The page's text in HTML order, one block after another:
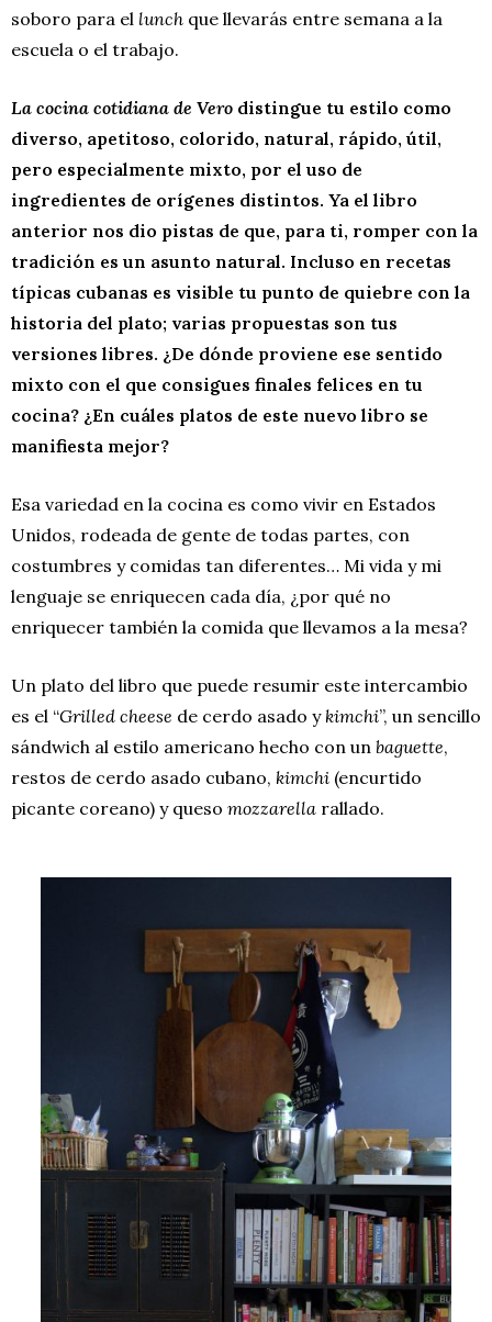
soboro para el lunch que llevarás entre semana a la
escuela o el trabajo.
La cocina cotidiana de Vero distingue tu estilo como
diverso, apetitoso, colorido, natural, rápido, útil,
pero especialmente mixto, por el uso de
ingredientes de orígenes distintos. Ya el libro
anterior nos dio pistas de que, para ti, romper con la
tradición es un asunto natural. Incluso en recetas
típicas cubanas es visible tu punto de quiebre con la
historia del plato; varias propuestas son tus
versiones libres. ¿De dónde proviene ese sentido
mixto con el que consigues finales felices en tu
cocina? ¿En cuáles platos de este nuevo libro se
manifiesta mejor?
Esa variedad en la cocina es como vivir en Estados
Unidos, rodeada de gente de todas partes, con
costumbres y comidas tan diferentes… Mi vida y mi
lenguaje se enriquecen cada día, ¿por qué no
enriquecer también la comida que llevamos a la mesa?
Un plato del libro que puede resumir este intercambio
es el “Grilled cheese de cerdo asado ykimchi”, un sencillo
sándwich al estilo americano hecho con un baguette,
restos de cerdo asado cubano, kimchi (encurtido
picante coreano) y queso mozzarella rallado.